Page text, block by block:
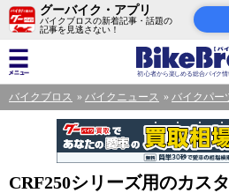
グーバイク・アプリ
バイクブロスの新着記事・話題の
記事を見逃さない！
バイクブロス バイクニュース バイクパー
CRF250シリーズ用のカス